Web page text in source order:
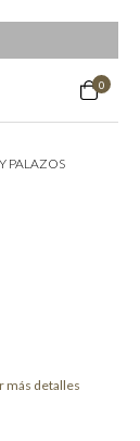
0
PALAZOS
más detalles